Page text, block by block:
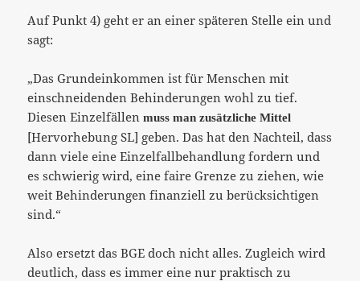
Auf Punkt 4) geht er an einer späteren Stelle ein und
sagt:
„Das Grundeinkommen ist für Menschen mit
einschneidenden Behinderungen wohl zu tief.
Diesen Einzelfällenmuss man zusätzliche Mittel
[Hervorhebung SL] geben. Das hat den Nachteil, dass
dann viele eine Einzelfallbehandlung fordern und
es schwierig wird, eine faire Grenze zu ziehen, wie
weit Behinderungen finanziell zu berücksichtigen
sind.“
Also ersetzt das BGE doch nicht alles. Zugleich wird
deutlich, dass es immer eine nur praktisch zu